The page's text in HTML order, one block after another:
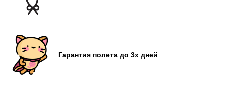
Гарантия полета до 3х дней